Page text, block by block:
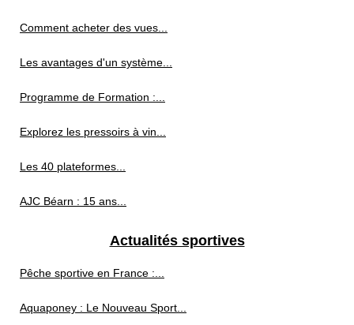
Comment acheter des vues...
Les avantages d'un système...
Programme de Formation :...
Explorez les pressoirs à vin...
Les 40 plateformes...
AJC Béarn : 15 ans...
Actualités sportives
Pêche sportive en France :...
Aquaponey : Le Nouveau Sport...